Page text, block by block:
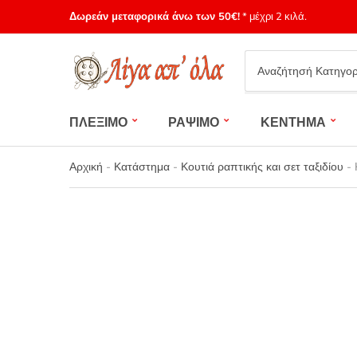
Δωρεάν μεταφορικά άνω των 50€!* μέχρι 2 κιλά.
Category
name
ΠΛΕΞΙΜΟ ΡΑΨΙΜΟ ΚΕΝΤΗΜΑ
Αρχική - Κατάστημα - Κουτιά ραπτικής και σετ ταξιδίου -